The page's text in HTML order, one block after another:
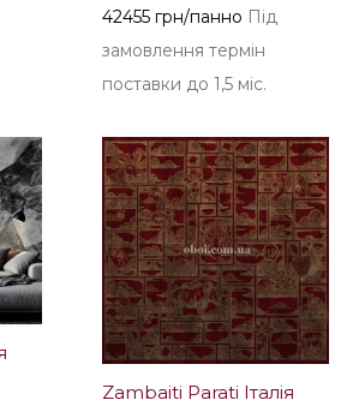
42455 грн/панно Під
замовлення термін
поставки до 1,5 міс.
Zambaiti Parati Італія